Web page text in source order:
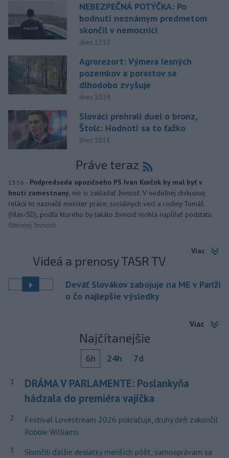
NEBEZPEČNÁ POTÝČKA: Po
bodnutí neznámym predmetom
skončil v nemocnici
dnes 12:10
Agrorezort: Výmera lesných
pozemkov a porastov sa
dlhodobo zvyšuje
dnes 10:24
Slováci prehrali duel o bronz,
Štolc: Hodnotí sa to ťažko
dnes 10:18
Práve teraz
13:56 - Podpredseda opozičného PS Ivan Korčok by mal byť v
hnutí zamestnaný, nie si zakladať živnosť. V nedeľnej diskusnej
relácii to naznačil minister práce, sociálnych vecí a rodiny Tomáš
(Hlas-SD), podľa ktorého by takáto živnosť mohla napĺňať podstatu
fiktívnej živnosti.
Viac
Videá a prenosy TASR TV
Deväť Slovákov zabojuje na ME v Paríži
o čo najlepšie výsledky
Viac
Najčítanejšie
6h 24h 7d
1
DRÁMA V PARLAMENTE: Poslankyňa
hádzala do premiéra vajíčka
2
Festival Lovestream 2026 pokračuje, druhý deň zakončil
Robbie Williams
3
Skončili ďalšie desiatky menších pôšt, samosprávam sa